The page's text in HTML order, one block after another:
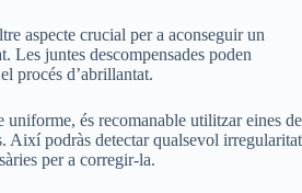
aspecte crucial per a aconseguir un
Les juntes descompensades poden
procés d’abrillantat.
uniforme, és recomanable utilitzar eines de
Així podràs detectar qualsevol irregularitat
per a corregir-la.